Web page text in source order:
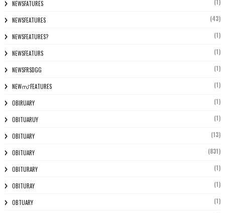
NEWSFATURES (1)
NEWSFEATURES (43)
NEWSFEATURES? (1)
NEWSFEATURS (1)
NEWSFRSDGG (1)
NEWസ് FEATURES (1)
OBIRUARY (1)
OBITUARUY (1)
OBITUARY (13)
OBITUARY (831)
OBITURARY (1)
OBITURAY (1)
OBTUARY (1)